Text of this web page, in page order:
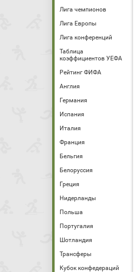
Лига чемпионов
Лига Европы
Лига конференций
Таблица
коэффициентов УЕФА
Рейтинг ФИФА
Англия
Германия
Испания
Италия
Франция
Бельгия
Белоруссия
Греция
Нидерланды
Польша
Португалия
Шотландия
Трансферы
Кубок конфедераций